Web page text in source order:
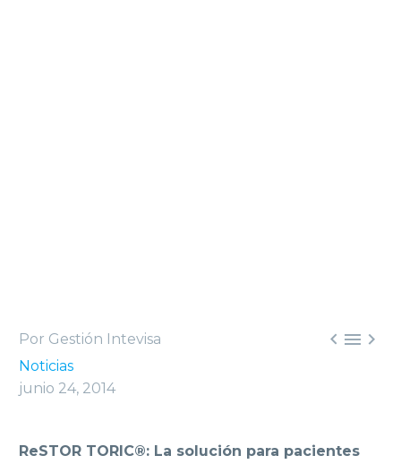
  
Por Gestión Intevisa
Noticias
junio 24, 2014
ReSTOR TORIC®: La solución para pacientes